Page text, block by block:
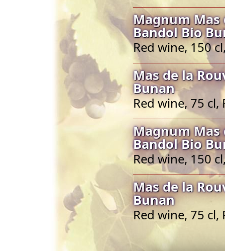
Magnum Mas
Bandol Bio
Red wine, 150
Mas de la
Bunan
Red wine, 75 cl,
Magnum Mas
Bandol Bio
Red wine, 150
Mas de la
Bunan
Red wine, 75 cl,